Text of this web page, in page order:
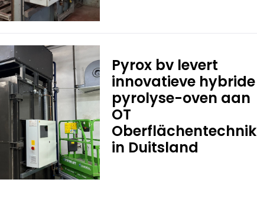
Pyrox bv levert
innovatieve hybride
pyrolyse-oven aan
OT
Oberflächentechnik
in Duitsland